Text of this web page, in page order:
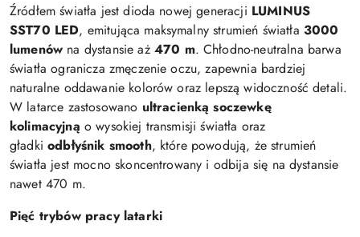
Źródłem światła jest dioda nowej generacji LUMINUS
SST70 LED, emitująca maksymalny strumień światła 3000
lumenów na dystansie aż 470 m. Chłodno-neutralna barwa
światła ogranicza zmęczenie oczu, zapewnia bardziej
naturalne oddawanie kolorów oraz lepszą widoczność detali.
W latarce zastosowano ultracienką soczewkę
kolimacyjną o wysokiej transmisji światła oraz
gładkiodbłyśnik smooth, które powodują, że strumień
światła jest mocno skoncentrowany i odbija się na dystansie
nawet 470 m.
Pięć trybów pracy latarki